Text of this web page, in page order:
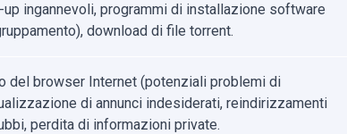
up ingannevoli, programmi di installazione software
download di file torrent.
del browser Internet (potenziali problemi di
di annunci indesiderati, reindirizzamenti
perdita di informazioni private.